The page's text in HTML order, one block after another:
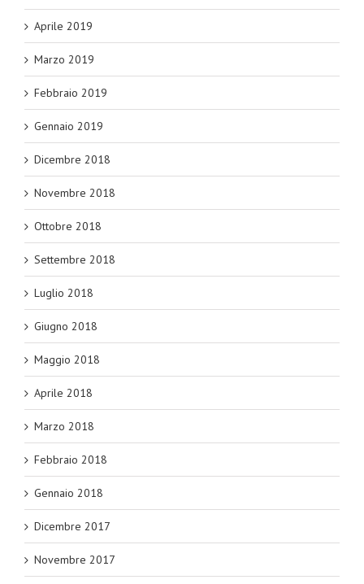
Aprile 2019
Marzo 2019
Febbraio 2019
Gennaio 2019
Dicembre 2018
Novembre 2018
Ottobre 2018
Settembre 2018
Luglio 2018
Giugno 2018
Maggio 2018
Aprile 2018
Marzo 2018
Febbraio 2018
Gennaio 2018
Dicembre 2017
Novembre 2017